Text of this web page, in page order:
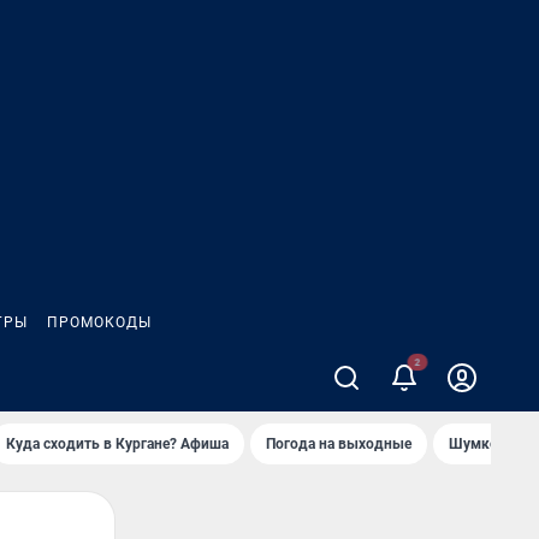
ПРОМОКОДЫ
Куда сходить в Кургане? Афиша Погода на выходные Шумков в